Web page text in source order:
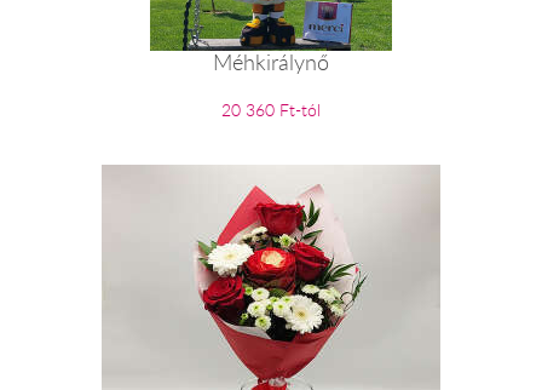
Méhkirálynő
20 360 Ft-tól